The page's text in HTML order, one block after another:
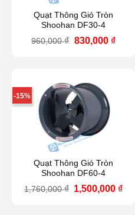
Quạt Thông Gió Tròn
Shoohan DF30-4
960,000₫ Giá
830,000 ₫Giá
-15%
Quạt Thông Gió Tròn
Shoohan DF60-4
1,760,000₫ Giá
1,500,000 ₫